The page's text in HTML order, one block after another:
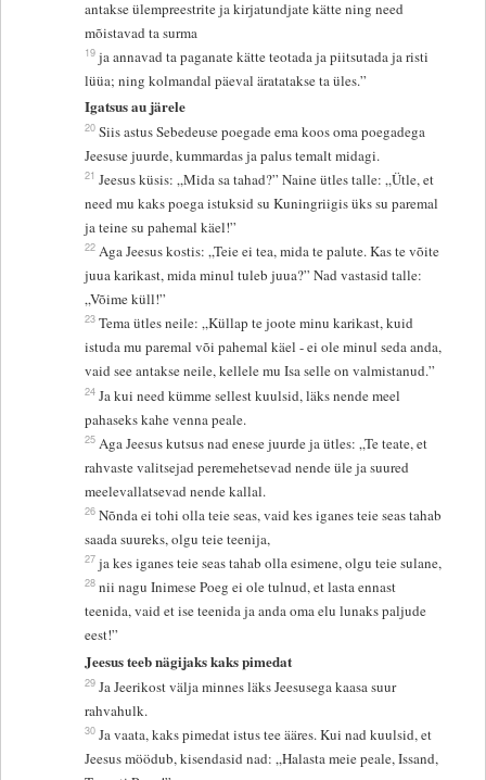
antakse ülempreestrite ja kirjatundjate kätte ning need
mõistavad ta surma
19 ja annavad ta paganate kätte teotada ja piitsutada ja risti
lüüa; ning kolmandal päeval äratatakse ta üles.”
Igatsus au järele
20 Siis astus Sebedeuse poegade ema koos oma poegadega
Jeesuse juurde, kummardas ja palus temalt midagi.
21 Jeesus küsis: „Mida sa tahad?” Naine ütles talle: „Ütle, et
need mu kaks poega istuksid su Kuningriigis üks su paremal
ja teine su pahemal käel!”
22 Aga Jeesus kostis: „Teie ei tea, mida te palute. Kas te võite
juua karikast, mida minul tuleb juua?” Nad vastasid talle:
„Võime küll!”
23 Tema ütles neile: „Küllap te joote minu karikast, kuid
istuda mu paremal või pahemal käel - ei ole minul seda anda,
vaid see antakse neile, kellele mu Isa selle on valmistanud.”
24 Ja kui need kümme sellest kuulsid, läks nende meel
pahaseks kahe venna peale.
25 Aga Jeesus kutsus nad enese juurde ja ütles: „Te teate, et
rahvaste valitsejad peremehetsevad nende üle ja suured
meelevallatsevad nende kallal.
26 Nõnda ei tohi olla teie seas, vaid kes iganes teie seas tahab
saada suureks, olgu teie teenija,
27 ja kes iganes teie seas tahab olla esimene, olgu teie sulane,
28 nii nagu Inimese Poeg ei ole tulnud, et lasta ennast
teenida, vaid et ise teenida ja anda oma elu lunaks paljude
eest!”
Jeesus teeb nägijaks kaks pimedat
29 Ja Jeerikost välja minnes läks Jeesusega kaasa suur
rahvahulk.
30 Ja vaata, kaks pimedat istus tee ääres. Kui nad kuulsid, et
Jeesus möödub, kisendasid nad: „Halasta meie peale, Issand,